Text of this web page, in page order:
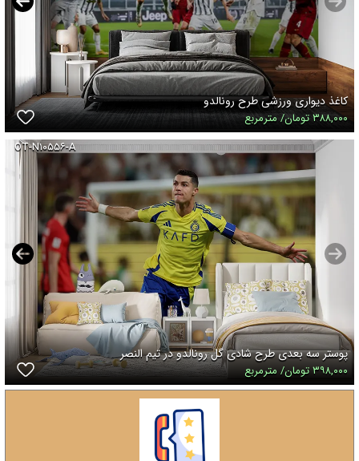
کاغذ دیواری ورزشی طرح رونالدو
۳۸۸,۰۰۰ تومان/ مترمربع
OT-N۱۰۵۵۶-A
پوستر سه بعدی طرح شادی گل رونالدو در تیم النصر
۳۹۸,۰۰۰ تومان/ مترمربع